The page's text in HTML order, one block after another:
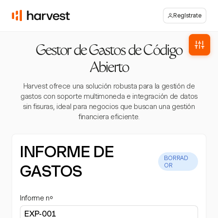
Regístrate
Gestor de Gastos de Código
Abierto
Harvest ofrece una solución robusta para la gestión de
gastos con soporte multimoneda e integración de datos
sin fisuras, ideal para negocios que buscan una gestión
financiera eficiente.
INFORME DE
GASTOS
BORRAD
OR
Informe nº